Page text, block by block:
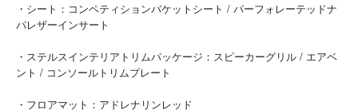
・シート：コンペティションバケットシート / パーフォレーテッドナ
パレザーインサート
・ステルスインテリアトリムパッケージ：スピーカーグリル / エアベ
ント / コンソールトリムプレート
・フロアマット：アドレナリンレッド